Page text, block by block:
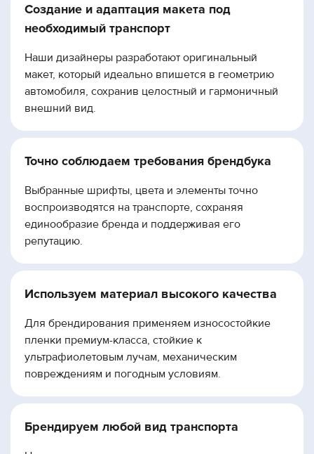
Создание и адаптация макета под
необходимый транспорт
Наши дизайнеры разработают оригинальный
макет, который идеально впишется в геометрию
автомобиля, сохранив целостный и гармоничный
внешний вид.
Точно соблюдаем требования брендбука
Выбранные шрифты, цвета и элементы точно
воспроизводятся на транспорте, сохраняя
единообразие бренда и поддерживая его
репутацию.
Используем материал высокого качества
Для брендирования применяем износостойкие
пленки премиум-класса, стойкие к
ультрафиолетовым лучам, механическим
повреждениям и погодным условиям.
Брендируем любой вид транспорта